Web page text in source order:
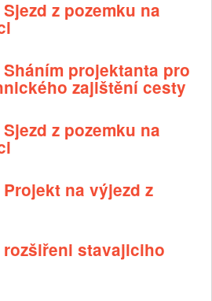
z pozemku na
projektanta pro
zajištění cesty
z pozemku na
na výjezd z
stavajiciho